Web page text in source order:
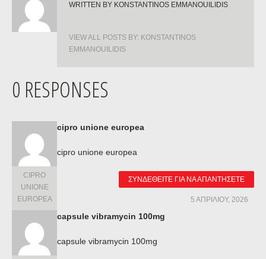
WRITTEN BY KONSTANTINOS EMMANOUILIDIS
VIEW ALL POSTS BY: KONSTANTINOS
EMMANOUILIDIS
0 RESPONSES
CIPRO
UNIONE
EUROPEA
cipro unione europea
cipro unione europea
ΣΥΝΔΕΘΕΊΤΕ ΓΙΑ ΝΑ ΑΠΑΝΤΉΣΕΤΕ
5 ΑΠΡΙΛΊΟΥ, 2026
capsule vibramycin 100mg
capsule vibramycin 100mg